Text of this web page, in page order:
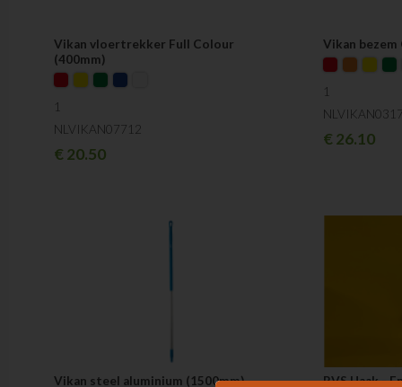
Vikan vloertrekker Full Colour
(400mm)
1
NLVIKAN07712
€20.50
Vikan bezem
1
€26.10
Vikan steel aluminium (1500mm)
RVS Haak -